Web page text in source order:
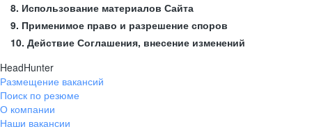
8. Использование материалов Сайта
9. Применимое право и разрешение споров
10. Действие Соглашения, внесение изменений
HeadHunter
Размещение вакансий
Поиск по резюме
О компании
Наши вакансии